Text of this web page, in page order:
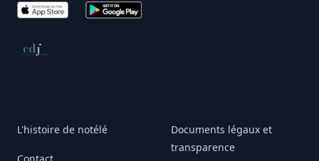
App Store Google Play
Conseil de déontologie journalistique
L'histoire de notélé
Documents légaux et
transparence